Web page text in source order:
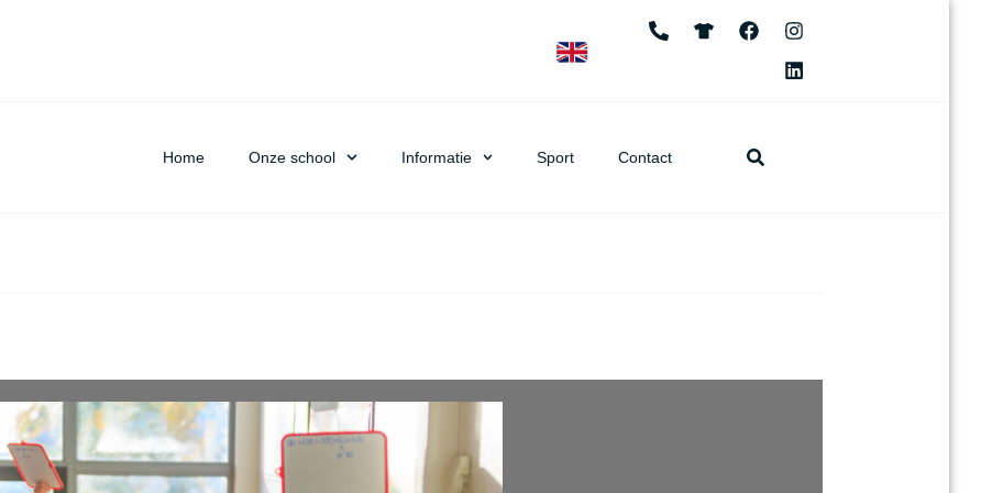
Home Onze school Informatie Sport Contact